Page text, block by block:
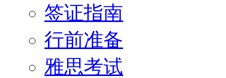
签证指南
行前准备
雅思考试